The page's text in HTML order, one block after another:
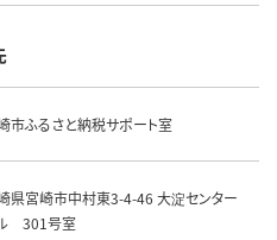
市ふるさと納税サポート室
県宮崎市中村東3-4-46 大淀センター
301号室